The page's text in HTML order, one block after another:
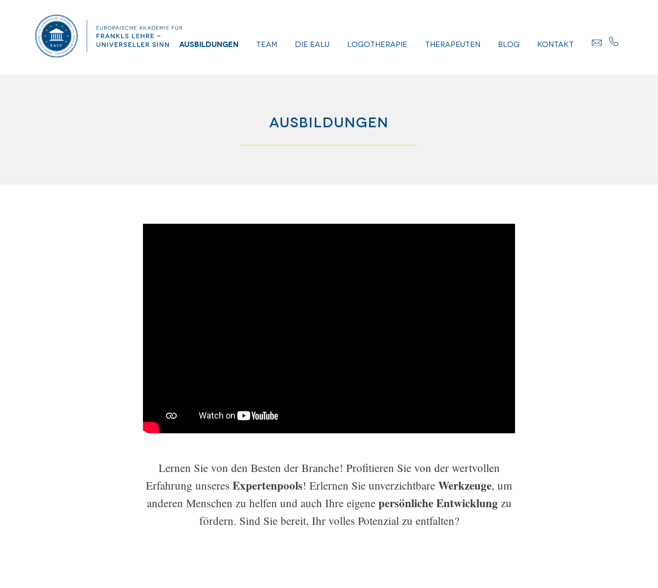
Ausbildungen Team Die EALU Logotherapie Therapeuten Blog Kontakt
Ausbildungen
Lernen Sie von den Besten der Branche! Profitieren Sie von der wertvollen
Erfahrung unseres Expertenpools! Erlernen Sie unverzichtbare Werkzeuge, um
anderen Menschen zu helfen und auch Ihre eigene persönliche Entwicklung zu
fördern. Sind Sie bereit, Ihr volles Potenzial zu entfalten?